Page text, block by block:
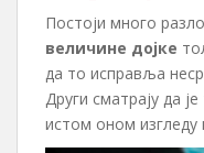
Постоји много
величине дојке
да то исправља
Други сматрају да
истом оном изгледу